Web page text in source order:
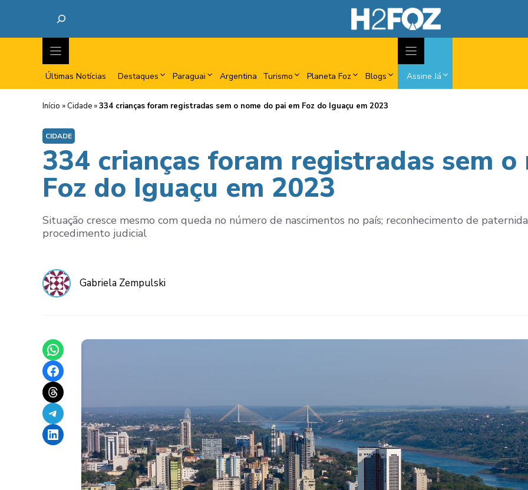
Últimas Notícias Destaques Paraguai Argentina Turismo Planeta Foz Blogs Assine Já
Início » Cidade »334 crianças foram registradas sem o nome do pai em Foz do Iguaçu em 2023
CIDADE
334 crianças foram registradas sem o
Foz do Iguaçu em 2023
Situação cresce mesmo com queda no número de nascimentos no país; reconhecimento de
procedimento judicial
Gabriela Zempulski
Share on WhatsApp
Share on Facebook
Share on Threads
Share on Telegram
Share on LinkedIn